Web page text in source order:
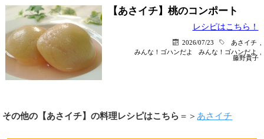
【あさイチ】桃のコンポート
レシピはこちら！
2026/07/23 あさイチ
みんな！ゴハンだよ
みんな！ゴハンだよ
藤野貴子
その他の【あさイチ】の料理レシピはこちら ＝＞ あさイチ